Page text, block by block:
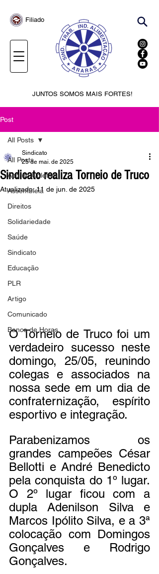
Filiado
JUNTOS SOMOS MAIS FORTES!
Post
All Posts
Acordo Coletivo
Assembleia
Direitos
Solidariedade
Saúde
Sindicato
Educação
PLR
Artigo
Comunicado
Banco de Horas
All Posts
Sindicato realiza Torneio de Truco
Sindicato
25 de mai. de 2025
Atualizado:11 de jun. de 2025
O Torneio de Truco foi um
verdadeiro sucesso neste
domingo, 25/05, reunindo
colegas e associados na
nossa sede em um dia de
confraternização, espírito
esportivo e integração.
Parabenizamos os
grandes campeões César
Bellotti e André Benedicto
pela conquista do 1º lugar.
O 2º lugar ficou com a
dupla Adenilson Silva e
Marcos Ipólito Silva, e a 3ª
colocação com Domingos
Gonçalves e Rodrigo
Gonçalves.